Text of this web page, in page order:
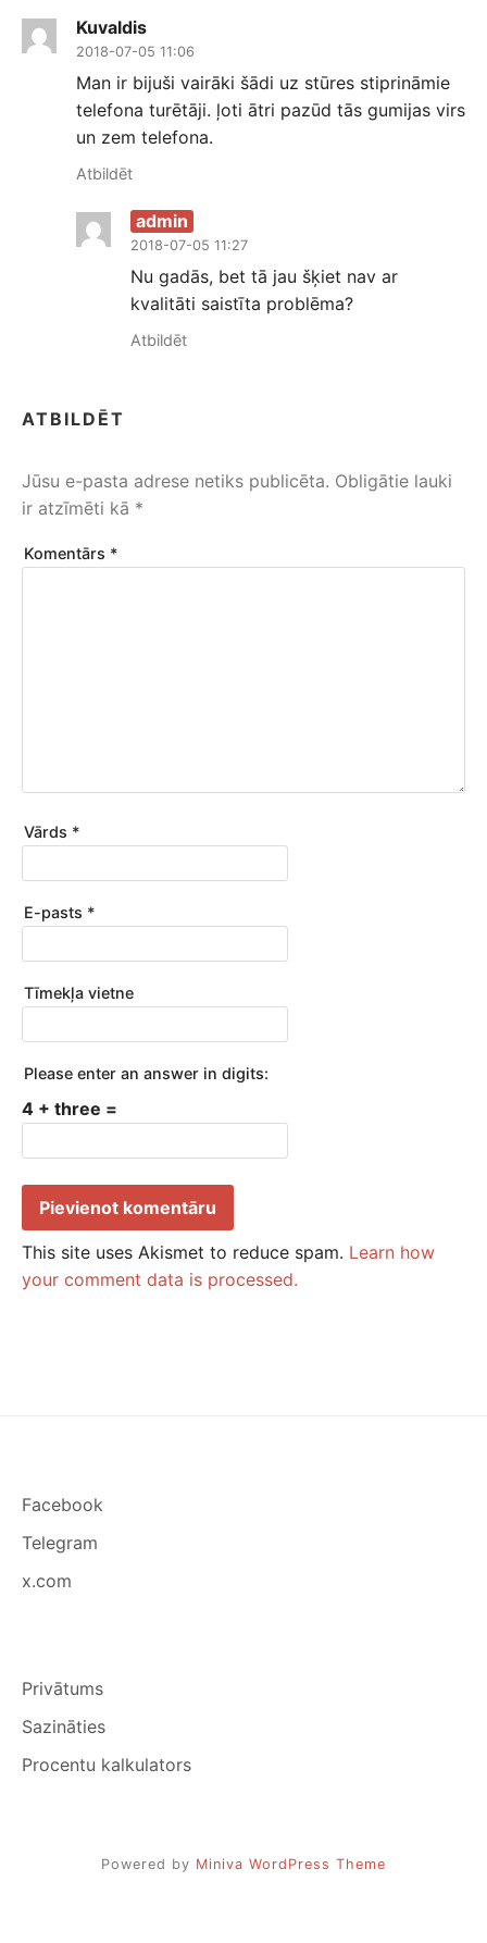
Kuvaldis
2018-07-05 11:06
Man ir bijuši vairāki šādi uz stūres stiprināmie
telefona turētāji. ļoti ātri pazūd tās gumijas virs
un zem telefona.
Atbildēt
admin
2018-07-05 11:27
Nu gadās, bet tā jau šķiet nav ar
kvalitāti saistīta problēma?
Atbildēt
ATBILDĒT
Jūsu e-pasta adrese netiks publicēta. Obligātie lauki
ir atzīmēti kā *
Komentārs *
Vārds *
E-pasts *
Tīmekļa vietne
Please enter an answer in digits:
4 + three =
This site uses Akismet to reduce spam. Learn how
your comment data is processed.
Facebook
Telegram
x.com
Privātums
Sazināties
Procentu kalkulators
Powered by Miniva WordPress Theme